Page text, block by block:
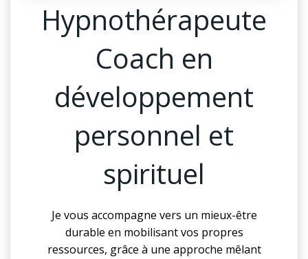
Hypnothérapeute
Coach en
développement
personnel et
spirituel
Je vous accompagne vers un mieux-être
durable en mobilisant vos propres
ressources, grâce à une approche mêlant